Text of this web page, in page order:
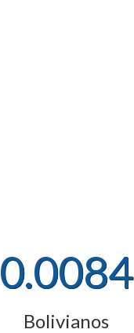
0.0084
Bolivianos